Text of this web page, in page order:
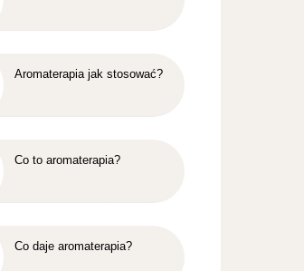
Aromaterapia jak stosować?
Co to aromaterapia?
Co daje aromaterapia?